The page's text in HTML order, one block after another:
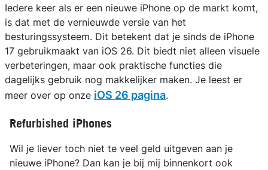
Iedere keer als er een nieuwe iPhone op de markt komt,
is dat met de vernieuwde versie van het
besturingssysteem. Dit betekent dat je sinds de iPhone
17 gebruikmaakt van iOS 26. Dit biedt niet alleen visuele
verbeteringen, maar ook praktische functies die
dagelijks gebruik nog makkelijker maken. Je leest er
meer over op onze iOS 26 pagina.
Refurbished iPhones
Wil je liever toch niet te veel geld uitgeven aan je
nieuwe iPhone? Dan kan je bij mij binnenkort ook